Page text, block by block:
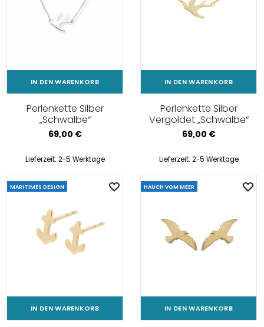
IN DEN WARENKORB
Perlenkette Silber
„Schwalbe“
69,00 €
Lieferzeit: 2-5 Werktage
IN DEN WARENKORB
Perlenkette Silber
Vergoldet „Schwalbe“
69,00 €
Lieferzeit: 2-5 Werktage
MARITIMES DESIGN
IN DEN WARENKORB
HAUCH VOM MEER
IN DEN WARENKORB